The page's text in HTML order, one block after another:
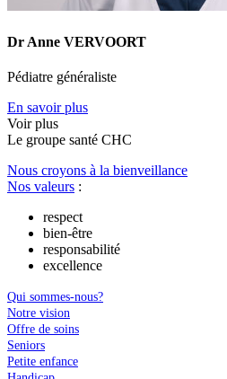
Dr Anne VERVOORT
Pédiatre généraliste
En savoir plus
Voir plus
Le groupe santé CHC
Nous croyons à la bienveillance
Nos valeurs :
respect
bien-être
responsabilité
excellence
Qui sommes-nous?
Notre vision
Offre de soins
Seniors
Petite enfance